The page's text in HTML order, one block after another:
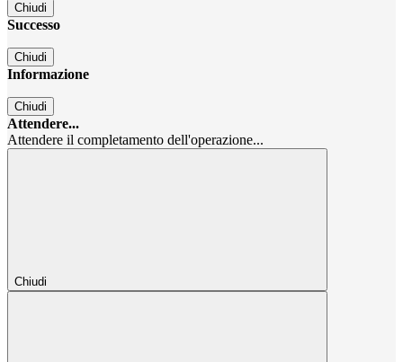
Chiudi
Successo
Chiudi
Informazione
Chiudi
Attendere...
Attendere il completamento dell'operazione...
Chiudi